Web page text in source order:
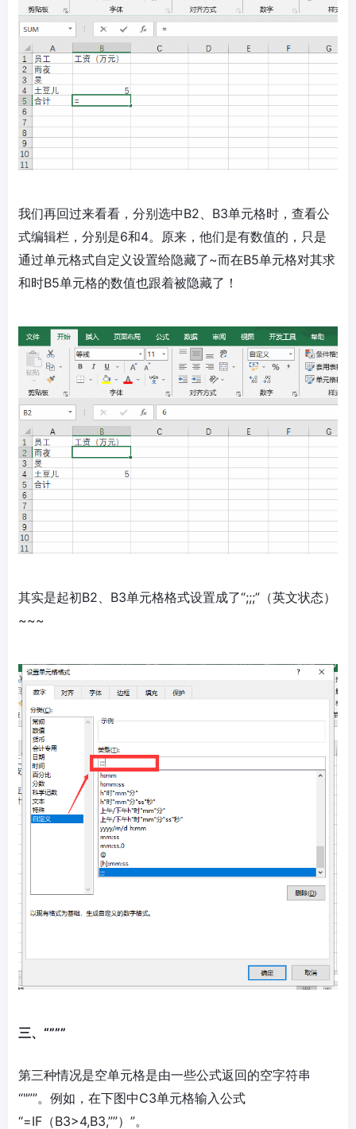
我们再回过来看看，分别选中B2、B3单元格时，查看公
式编辑栏，分别是6和4。原来，他们是有数值的，只是
通过单元格式自定义设置给隐藏了~而在B5单元格对其求
和时B5单元格的数值也跟着被隐藏了！
其实是起初B2、B3单元格格式设置成了“;;;”（英文状态）
~~~
三、“”””
第三种情况是空单元格是由一些公式返回的空字符串
“"””。例如，在下图中C3单元格输入公式
“=IF（B3>4,B3,””）”。